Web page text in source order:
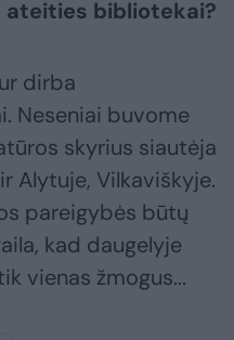
ateities bibliotekai?
dirba
Neseniai buvome
skyrius siautėja
Alytuje, Vilkaviškyje.
pareigybės būtų
kad daugelyje
vienas žmogus...